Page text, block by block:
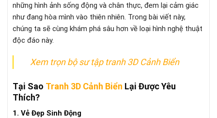
những hình ảnh sống động và chân thực, đem lại cảm giác
như đang hòa mình vào thiên nhiên. Trong bài viết này,
chúng ta sẽ cùng khám phá sâu hơn về loại hình nghệ thuật
độc đáo này.
Xem trọn bộ sư tập tranh 3D Cảnh Biển
Tại Sao Tranh 3D Cảnh Biển Lại Được Yêu
Thích?
1. Vẻ Đẹp Sinh Động